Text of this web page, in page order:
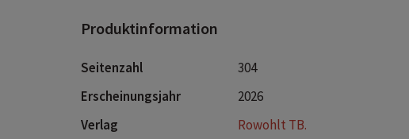
Produktinformation
Seitenzahl
304
Erscheinungsjahr
2026
Verlag
Rowohlt TB.